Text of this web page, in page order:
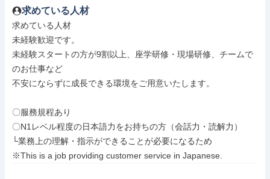
求めている人材
求めている人材
未経験歓迎です。
未経験スタートの方が9割以上、座学研修・現場研修、チームで
のお仕事など
不安にならずに成長できる環境をご用意いたします。
〇服務規程あり
〇N1レベル程度の日本語力をお持ちの方（会話力・読解力）
└業務上の理解・指示ができることが必要になるため
※This is a job providing customer service in Japanese.